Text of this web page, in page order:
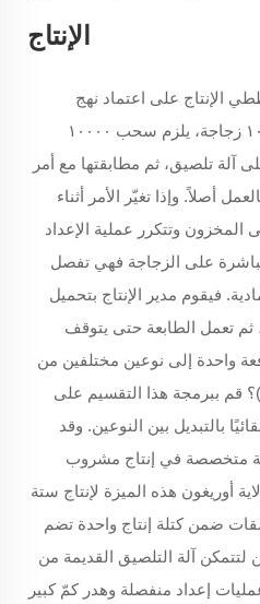
الإنتاج
الإنتاج على اعتماد نهج
الدفعات. فلإنتاج دفعة من ١٠٠٠٠ زجاجة، يلزم سحب ١٠٠٠٠
آلة تلصيق، ثم مطابقتها مع أمر
أصلاً. وإذا تغيّر الأمر أثناء
المخزون وتتكرر عملية الإعداد
على الزجاجة فهي تفصل
فيقوم مدير الإنتاج بتحميل
ثم تعمل الطابعة حتى يتوقف
واحدة إلى نوعين مختلفين من
قم ببرمجة هذا التقسيم على
بالتبديل بين النوعين. وقد
متخصصة في إنتاج مشروب
أوريغون هذه الميزة لإنتاج ستة
ضمن كتلة إنتاج واحدة تضم
لتتمكن آلة التلصيق القديمة من
إعداد منفصلة وهدر كمّ كبير